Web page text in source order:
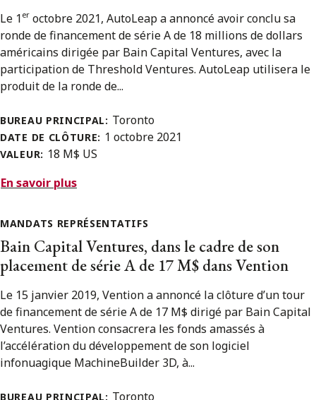
Le 1 er octobre 2021, AutoLeap a annoncé avoir conclu sa
ronde de financement de série A de 18 millions de dollars
américains dirigée par Bain Capital Ventures, avec la
participation de Threshold Ventures. AutoLeap utilisera le
produit de la ronde de...
BUREAU PRINCIPAL: Toronto
DATE DE CLÔTURE: 1 octobre 2021
VALEUR: 18 M$ US
En savoir plus
MANDATS REPRÉSENTATIFS
Bain Capital Ventures, dans le cadre de son
placement de série A de 17 M$ dans Vention
Le 15 janvier 2019, Vention a annoncé la clôture d’un tour
de financement de série A de 17 M$ dirigé par Bain Capital
Ventures. Vention consacrera les fonds amassés à
l’accélération du développement de son logiciel
infonuagique MachineBuilder 3D, à...
BUREAU PRINCIPAL: Toronto